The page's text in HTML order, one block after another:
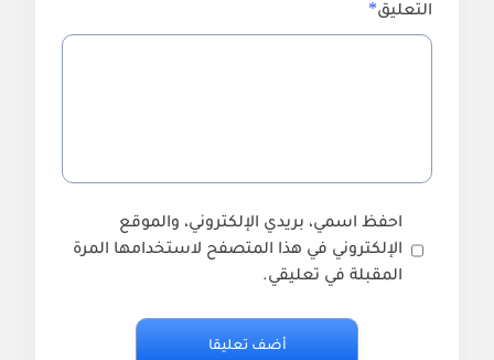
التعليق
احفظ اسمي، بريدي الإلكتروني، والموقع
الإلكتروني في هذا المتصفح لاستخدامها المرة
المقبلة في تعليقي.